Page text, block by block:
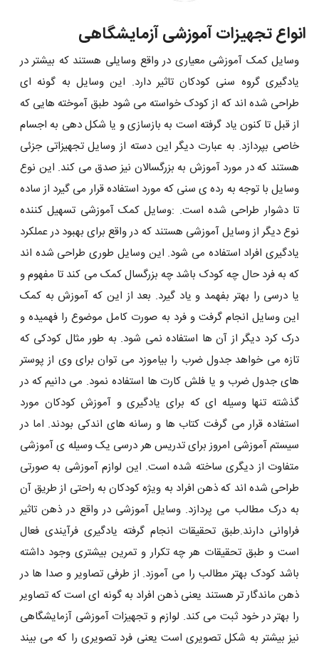
انواع تجهیزات آموزشی آزمایشگاهی
وسایل کمک آموزشی معیاری در واقع وسایلی هستند که بیشتر در
یادگیری گروه سنی کودکان تاثیر دارد. این وسایل به گونه ای
طراحی شده اند که از کودک خواسته می شود طبق آموخته هایی که
از قبل تا کنون یاد گرفته است به بازسازی و یا شکل دهی به اجسام
خاصی بپردازد. به عبارت دیگر این دسته از وسایل تجهیزاتی جزئی
هستند که در مورد آموزش به بزرگسالان نیز صدق می کند. این نوع
وسایل با توجه به رده ی سنی که مورد استفاده قرار می گیرد از ساده
تا دشوار طراحی شده است. :وسایل کمک آموزشی تسهیل کننده
نوع دیگر از وسایل آموزشی هستند که در واقع برای بهبود در عملکرد
یادگیری افراد استفاده می شود. این وسایل طوری طراحی شده اند
که به فرد حال چه کودک باشد چه بزرگسال کمک می کند تا مفهوم و
یا درسی را بهتر بفهمد و یاد گیرد. بعد از این که آموزش به کمک
این وسایل انجام گرفت و فرد به صورت کامل موضوع را فهمیده و
درک کرد دیگر از آن ها استفاده نمی شود. به طور مثال کودکی که
تازه می خواهد جدول ضرب را بیاموزد می توان برای وی از پوستر
های جدول ضرب و یا فلش کارت ها استفاده نمود. می دانیم که در
گذشته تنها وسیله ای که برای یادگیری و آموزش کودکان مورد
استفاده قرار می گرفت کتاب ها و رسانه های اندکی بودند. اما در
سیستم آموزشی امروز برای تدریس هر درسی یک وسیله ی آموزشی
متفاوت از دیگری ساخته شده است. این لوازم آموزشی به صورتی
طراحی شده اند که ذهن افراد به ویژه کودکان به راحتی از طریق آن
به درک مطالب می پردازد. وسایل آموزشی در واقع در ذهن تاثیر
فراوانی دارند.طبق تحقیقات انجام گرفته یادگیری فرآیندی فعال
است و طبق تحقیقات هر چه تکرار و تمرین بیشتری وجود داشته
باشد کودک بهتر مطالب را می آموزد. از طرفی تصاویر و صدا ها در
ذهن ماندگار تر هستند یعنی ذهن افراد به گونه ای است که تصاویر
را بهتر در خود ثبت می کند. لوازم و تجهیزات آموزشی آزمایشگاهی
نیز بیشتر به شکل تصویری است یعنی فرد تصویری را که می بیند